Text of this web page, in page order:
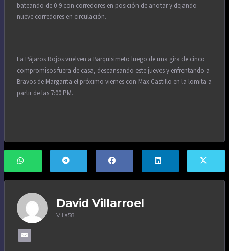
bateando de 0-9 con corredores en posición de anotar y dejando
nueve corredores en circulación.
La Pájaros Rojos vuelven a Barquisimeto luego de una gira de cinco
compromisos fuera de casa, descansando este jueves y enfrentando a
Bravos de Margarita el próximo viernes con Max Castillo en la lomita a
partir de las 7:00 PM.
David Villarroel
Villa58